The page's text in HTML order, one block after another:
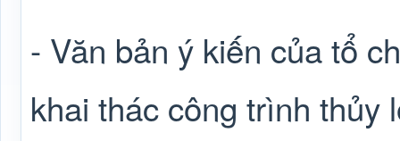
- Văn bản ý kiến của tổ
khai thác công trình thủy